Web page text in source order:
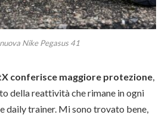
Nike Pegasus 41
conferisce maggiore protezione
della reattività che rimane in ogni
daily trainer. Mi sono trovato bene,